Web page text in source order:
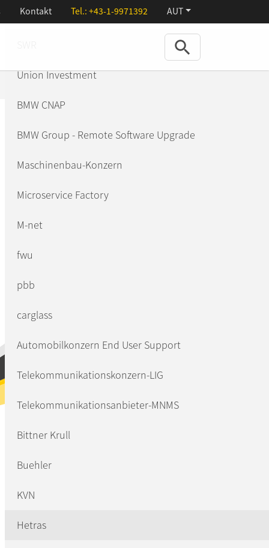
Kontakt Tel.: +43-1-9971392 AUT
Menu Referenzen
Union Investment
BMW CNAP
BMW Group - Remote Software Upgrade
Maschinenbau-Konzern
Microservice Factory
M-net
fwu
pbb
carglass
Automobilkonzern End User Support
Telekommunikationskonzern-LIG
Telekommunikationsanbieter-MNMS
Bittner Krull
Buehler
KVN
Hetras